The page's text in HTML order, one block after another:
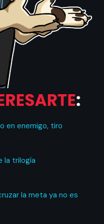
en enemigo, tiro
la trilogía
la meta ya no es